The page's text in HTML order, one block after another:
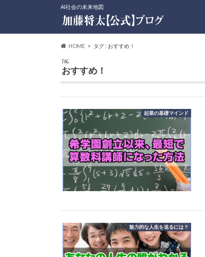
AI社会の未来地図
HOME タグ : おすすめ！
TAG
おすすめ！
起業の基礎マインド
魅力的な人生を送るには？